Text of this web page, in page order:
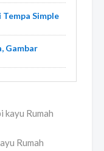
Tempa Simple
Gambar
Rumah